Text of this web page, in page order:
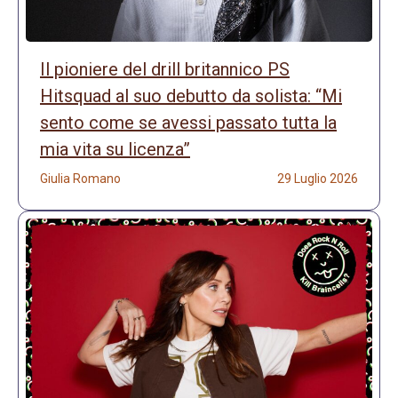
Il pioniere del drill britannico PS
Hitsquad al suo debutto da solista: “Mi
sento come se avessi passato tutta la
mia vita su licenza”
Giulia Romano 29 Luglio 2026